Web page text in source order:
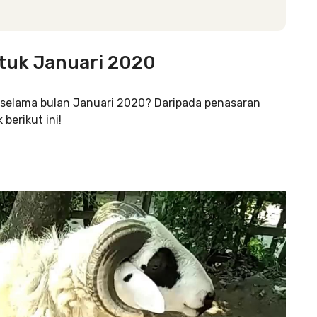
Januari 2020
bulan Januari 2020? Daripada penasaran
berikut ini!